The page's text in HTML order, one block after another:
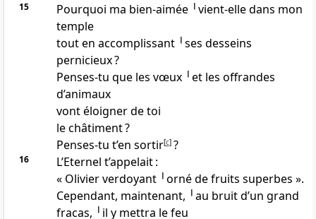
15
Pourquoi ma bien-aimée ╵vient-elle dans mon
temple
tout en accomplissant ╵ses desseins
pernicieux ?
Penses-tu que les vœux ╵et les offrandes
d’animaux
vont éloigner de toi
le châtiment ?
Penses-tu t’en sortir[c]?
16
L’Eternel t’appelait :
« Olivier verdoyant ╵orné de fruits superbes ».
Cependant, maintenant, ╵au bruit d’un grand
fracas, ╵il y mettra le feu